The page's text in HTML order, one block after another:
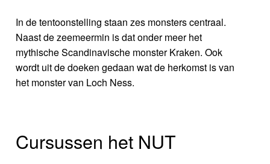
In de tentoonstelling staan zes monsters centraal.
Naast de zeemeermin is dat onder meer het
mythische Scandinavische monster Kraken. Ook
wordt uit de doeken gedaan wat de herkomst is van
het monster van Loch Ness.
Cursussen het NUT